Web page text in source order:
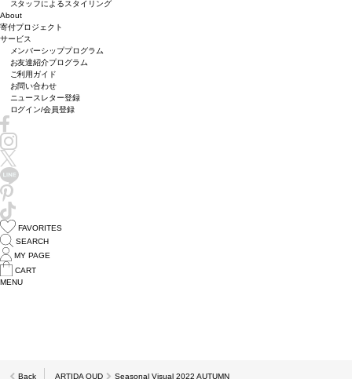
スタッフによるスタイリング
About
寄付プロジェクト
サービス
メンバーシッププログラム
お友達紹介プログラム
ご利用ガイド
お問い合わせ
ニュースレター登録
ログイン/会員登録
FAVORITES
SEARCH
MY PAGE
CART
MENU
Back ARTIDA OUD Seasonal Visual 2022 AUTUMN